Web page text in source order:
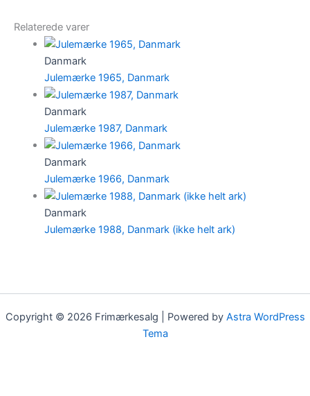
Relaterede varer
Danmark
Julemærke 1965, Danmark
Danmark
Julemærke 1987, Danmark
Danmark
Julemærke 1966, Danmark
Danmark
Julemærke 1988, Danmark (ikke helt ark)
Copyright © 2026 Frimærkesalg | Powered by Astra WordPress
Tema